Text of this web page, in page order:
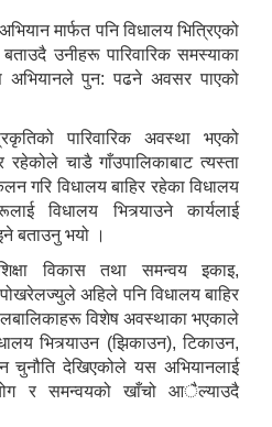
मार्फत पनि विधालय भित्रिएको
उनीहरू पारिवारिक समस्याका
अभियानले पुन: पढने अवसर पाएको
पारिवारिक अवस्था भएको
रहेकोले चाडै गाँउपालिकाबाट त्यस्ता
गरि विधालय बाहिर रहेका विधालय
विधालय भित्र्याउने कार्यलाई
बताउनु भयो ।
विकास तथा समन्वय इकाइ,
अहिले पनि विधालय बाहिर
विशेष अवस्थाका भएकाले
भित्र्याउन (झिकाउन), टिकाउन,
चुनौति देखिएकोले यस अभियानलाई
र समन्वयको खाँचो आैल्याउदै